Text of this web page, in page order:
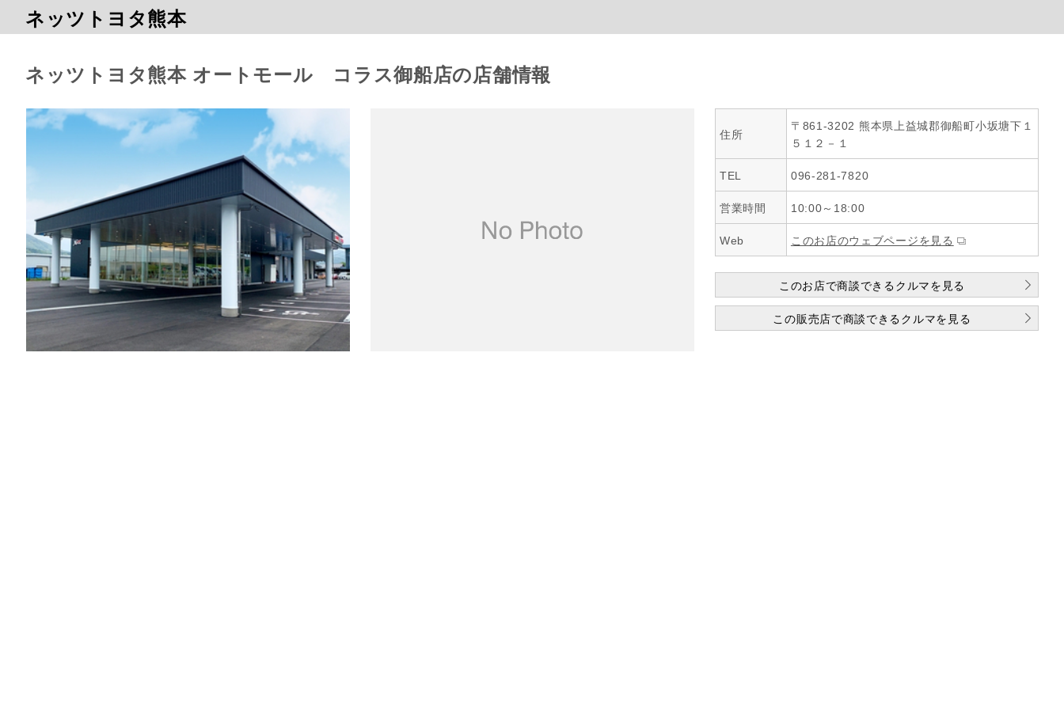
ネッツトヨタ熊本
ネッツトヨタ熊本 オートモール コラス御船店の店舗情報
住所
〒861-3202 熊本県上益城郡御船町小坂塘下１
５１２－１
TEL 096-281-7820
営業時間 10:00～18:00
Web このお店のウェブページを見る
このお店で商談できるクルマを見る
この販売店で商談できるクルマを見る